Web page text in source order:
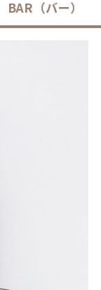
BAR（バー）